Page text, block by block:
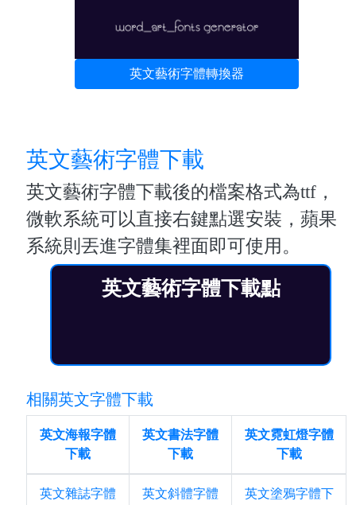
英文藝術字體轉換器
英文藝術字體下載
英文藝術字體下載後的檔案格式為ttf，
微軟系統可以直接右鍵點選安裝，蘋果
系統則丟進字體集裡面即可使用。
英文藝術字體下載點
相關英文字體下載
英文海報字體
下載
英文書法字體
下載
英文霓虹燈字體
下載
英文雜誌字體
英文斜體字體
英文塗鴉字體下